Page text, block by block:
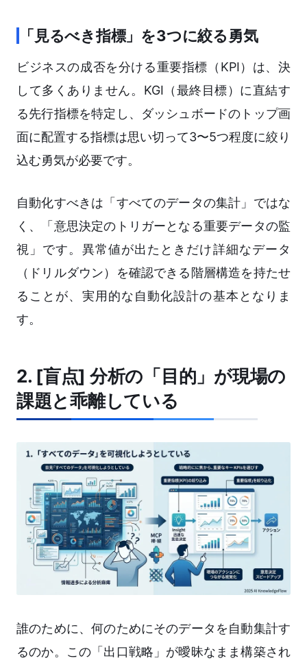
「見るべき指標」を3つに絞る勇気
ビジネスの成否を分ける重要指標（KPI）は、決
して多くありません。KGI（最終目標）に直結す
る先行指標を特定し、ダッシュボードのトップ画
面に配置する指標は思い切って3〜5つ程度に絞り
込む勇気が必要です。
自動化すべきは「すべてのデータの集計」ではな
く、「意思決定のトリガーとなる重要データの監
視」です。異常値が出たときだけ詳細なデータ
（ドリルダウン）を確認できる階層構造を持たせ
ることが、実用的な自動化設計の基本となりま
す。
2. [盲点] 分析の「目的」が現場の
課題と乖離している
誰のために、何のためにそのデータを自動集計す
るのか。この「出口戦略」が曖昧なまま構築され